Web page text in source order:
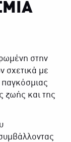
στην
σχετικά με
παγκόσμιας
ζωής και της